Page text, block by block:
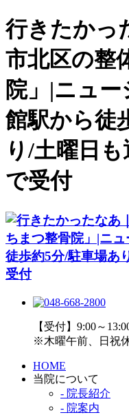
行きたかっ
市北区の整
院」|ニュ
館駅から徒
り/土曜日
で受付
【受付】9:00～
※木曜午前、日祝
HOME
当院について
- 院長紹介
- 院案内